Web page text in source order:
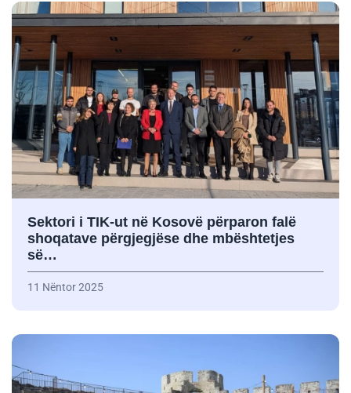
Sektori i TIK-ut në Kosovë përparon falë
shoqatave përgjegjëse dhe mbështetjes
së…
11 Nëntor 2025